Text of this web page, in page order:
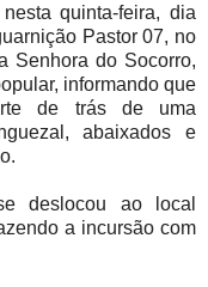
quinta-feira, dia
Pastor 07, no
Senhora do Socorro,
informando que
de trás de uma
abaixados e
deslocou ao local
a incursão com